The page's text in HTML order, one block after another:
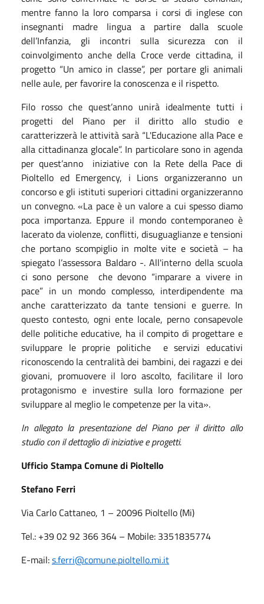
mentre fanno la loro comparsa i corsi di inglese con
insegnanti madre lingua a partire dalla scuole
dell’Infanzia, gli incontri sulla sicurezza con il
coinvolgimento anche della Croce verde cittadina, il
progetto “Un amico in classe”, per portare gli animali
nelle aule, per favorire la conoscenza e il rispetto.
Filo rosso che quest’anno unirà idealmente tutti i
progetti del Piano per il diritto allo studio e
caratterizzerà le attività sarà “L'Educazione alla Pace e
alla cittadinanza glocale”. In particolare sono in agenda
per quest’anno iniziative con la Rete della Pace di
Pioltello ed Emergency, i Lions organizzeranno un
concorso e gli istituti superiori cittadini organizzeranno
un convegno. «La pace è un valore a cui spesso diamo
poca importanza. Eppure il mondo contemporaneo è
lacerato da violenze, conflitti, disuguaglianze e tensioni
che portano scompiglio in molte vite e società – ha
spiegato l’assessora Baldaro -. All'interno della scuola
ci sono persone che devono “imparare a vivere in
pace” in un mondo complesso, interdipendente ma
anche caratterizzato da tante tensioni e guerre. In
questo contesto, ogni ente locale, perno consapevole
delle politiche educative, ha il compito di progettare e
sviluppare le proprie politiche e servizi educativi
riconoscendo la centralità dei bambini, dei ragazzi e dei
giovani, promuovere il loro ascolto, facilitare il loro
protagonismo e investire sulla loro formazione per
sviluppare al meglio le competenze per la vita».
In allegato la presentazione del Piano per il diritto allo
studio con il dettaglio di iniziative e progetti.
Ufficio Stampa Comune di Pioltello
Stefano Ferri
Via Carlo Cattaneo, 1 – 20096 Pioltello (Mi)
Tel.: +39 02 92 366 364 – Mobile: 3351835774
E-mail:s.ferri@comune.pioltello.mi.it